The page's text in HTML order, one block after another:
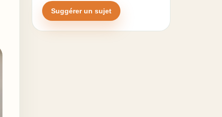
Suggérer un sujet